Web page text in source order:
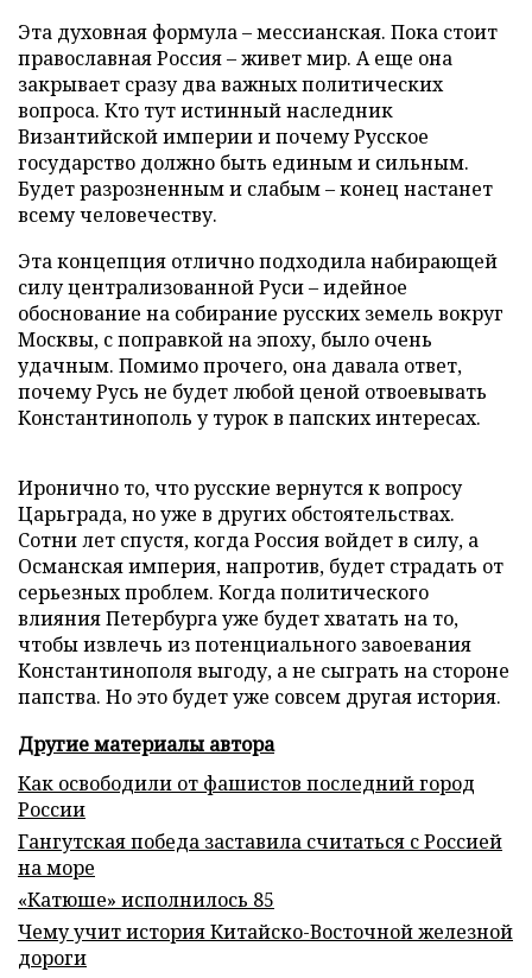
Эта духовная формула – мессианская. Пока стоит
православная Россия – живет мир. А еще она
закрывает сразу два важных политических
вопроса. Кто тут истинный наследник
Византийской империи и почему Русское
государство должно быть единым и сильным.
Будет разрозненным и слабым – конец настанет
всему человечеству.
Эта концепция отлично подходила набирающей
силу централизованной Руси – идейное
обоснование на собирание русских земель вокруг
Москвы, с поправкой на эпоху, было очень
удачным. Помимо прочего, она давала ответ,
почему Русь не будет любой ценой отвоевывать
Константинополь у турок в папских интересах.
Иронично то, что русские вернутся к вопросу
Царьграда, но уже в других обстоятельствах.
Сотни лет спустя, когда Россия войдет в силу, а
Османская империя, напротив, будет страдать от
серьезных проблем. Когда политического
влияния Петербурга уже будет хватать на то,
чтобы извлечь из потенциального завоевания
Константинополя выгоду, а не сыграть на стороне
папства. Но это будет уже совсем другая история.
Другие материалы автора
Как освободили от фашистов последний город
России
Гангутская победа заставила считаться с Россией
на море
«Катюше» исполнилось 85
Чему учит история Китайско-Восточной железной
дороги